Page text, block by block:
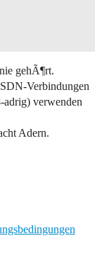
gehÃ¶rt.
Verbindungen
adrig) verwenden
Adern.